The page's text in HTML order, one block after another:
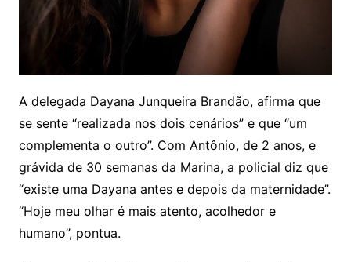
A delegada Dayana Junqueira Brandão, afirma que
se sente “realizada nos dois cenários” e que “um
complementa o outro”. Com Antônio, de 2 anos, e
grávida de 30 semanas da Marina, a policial diz que
“existe uma Dayana antes e depois da maternidade”.
“Hoje meu olhar é mais atento, acolhedor e
humano”, pontua.